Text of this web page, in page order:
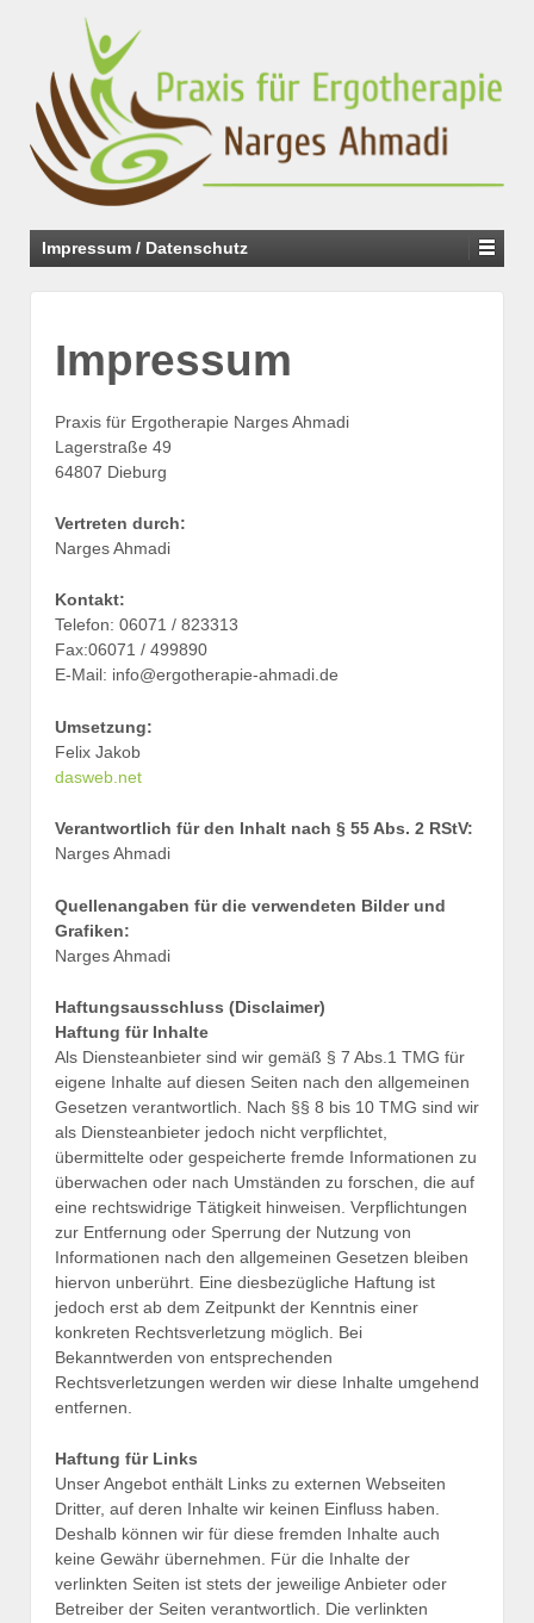
Impressum / Datenschutz
Impressum
Praxis für Ergotherapie Narges Ahmadi
Lagerstraße 49
64807 Dieburg
Vertreten durch:
Narges Ahmadi
Kontakt:
Telefon: 06071 / 823313
Fax:06071 / 499890
E-Mail: info@ergotherapie-ahmadi.de
Umsetzung:
Felix Jakob
dasweb.net
Verantwortlich für den Inhalt nach § 55 Abs. 2 RStV:
Narges Ahmadi
Quellenangaben für die verwendeten Bilder und
Grafiken:
Narges Ahmadi
Haftungsausschluss (Disclaimer)
Haftung für Inhalte
Als Diensteanbieter sind wir gemäß § 7 Abs.1 TMG für
eigene Inhalte auf diesen Seiten nach den allgemeinen
Gesetzen verantwortlich. Nach §§ 8 bis 10 TMG sind wir
als Diensteanbieter jedoch nicht verpflichtet,
übermittelte oder gespeicherte fremde Informationen zu
überwachen oder nach Umständen zu forschen, die auf
eine rechtswidrige Tätigkeit hinweisen. Verpflichtungen
zur Entfernung oder Sperrung der Nutzung von
Informationen nach den allgemeinen Gesetzen bleiben
hiervon unberührt. Eine diesbezügliche Haftung ist
jedoch erst ab dem Zeitpunkt der Kenntnis einer
konkreten Rechtsverletzung möglich. Bei
Bekanntwerden von entsprechenden
Rechtsverletzungen werden wir diese Inhalte umgehend
entfernen.
Haftung für Links
Unser Angebot enthält Links zu externen Webseiten
Dritter, auf deren Inhalte wir keinen Einfluss haben.
Deshalb können wir für diese fremden Inhalte auch
keine Gewähr übernehmen. Für die Inhalte der
verlinkten Seiten ist stets der jeweilige Anbieter oder
Betreiber der Seiten verantwortlich. Die verlinkten